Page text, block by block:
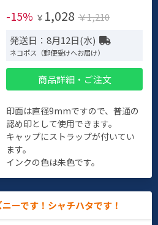
-15% ￥ 1,028 ￥1,210
発送日：8月12日(水)
ネコポス（郵便受けへお届け）
商品詳細・ご注文
印面は直径9mmですので、普通の
認め印として使用できます。
キャップにストラップが付いてい
ます。
インクの色は朱色です。
ーです！シャチハタです！